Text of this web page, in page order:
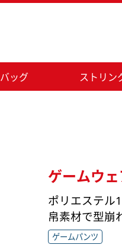
バッグ ストリン
ゲームウ
ポリエステル
帛素材で型崩
ゲームパンツ